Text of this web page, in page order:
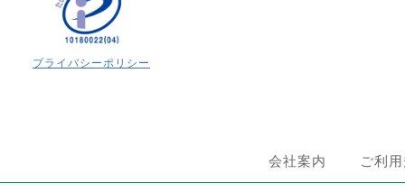
プライバシーポリシー
会社案内 ご利